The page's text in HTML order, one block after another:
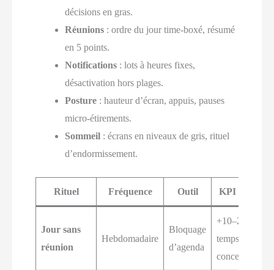
décisions en gras.
Réunions : ordre du jour time-boxé, résumé
en 5 points.
Notifications : lots à heures fixes,
désactivation hors plages.
Posture : hauteur d’écran, appuis, pauses
micro-étirements.
Sommeil : écrans en niveaux de gris, rituel
d’endormissement.
Rituel Fréquence Outil KPI attendu
Jour sans
réunion
Hebdomadaire
Bloquage
d’agenda
+10–20 %
temps
concentré